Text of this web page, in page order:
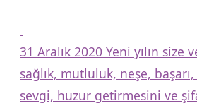
31 Aralık 2020 Yeni yılın size
sağlık, mutluluk, neşe,
sevgi, huzur getirmesini ve